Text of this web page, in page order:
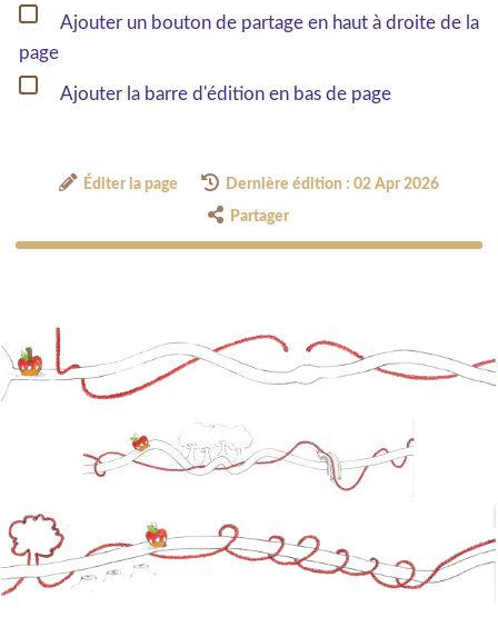
Ajouter un bouton de partage en haut à droite de la
page
Ajouter la barre d'édition en bas de page
Éditer la page Dernière édition : 02 Apr 2026
Partager